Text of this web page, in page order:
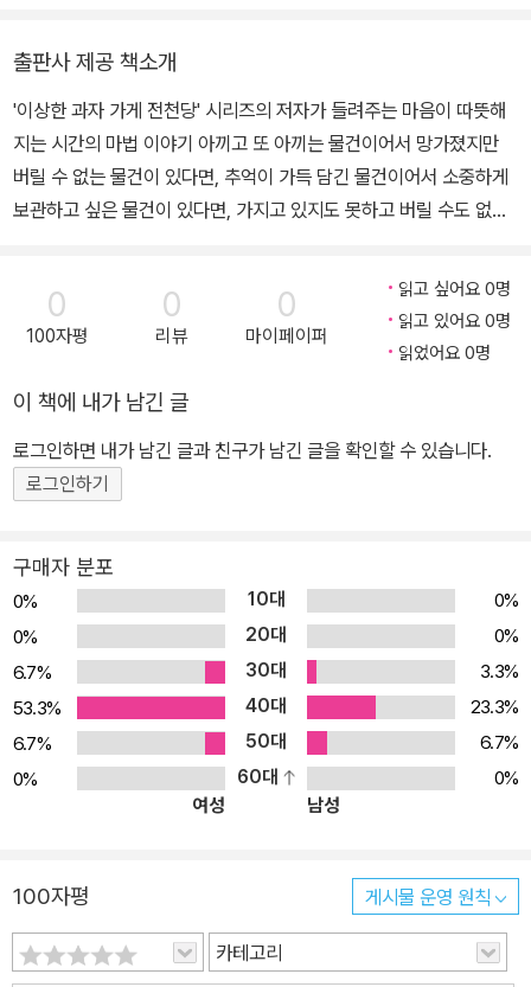
여행』, 『나 홀로 온천 여행』, 『다시 태어나도 엄마 딸』 등이 있다.
출판사 제공 책소개
'이상한 과자 가게 전천당' 시리즈의 저자가 들려주는 마음이 따뜻해
지는 시간의 마법 이야기 아끼고 또 아끼는 물건이어서 망가졌지만
버릴 수 없는 물건이 있다면, 추억이 가득 담긴 물건이어서 소중하게
보관하고 싶은 물건이 있다면, 가지고 있지도 못하고 버릴 수도 없는
립니다. 작가 히로시마 레이코는 일본 주니어 모험 소설 대상, 아동 문
학 판타지 대상 장려상을 수상할 만큼 어린이 판타지 문학에 독보적
인 작가로, 우리나라에서도 인기 있는 '이상한 과자 가게 전천당' 시리
는 간결한 문장, 빠른 전개, 의외의 결말, 사람의 속마음을 다루는 다
양한 에피소드가 돋보입니다. 무엇보다 마음을 따뜻하게 해주는 마법
이 있습니다. 어린이 책이지만 '나미야 잡화점의 기적'을 좋아하는 어
른이 읽어도 좋은 책입니다. 십 년 가게에 맡기고 싶은 소중한 물건이
관해 줄 곳, 그런 곳이 있으면 좋을 텐데….’ 이런 생각이 간절한 사람
들에게 ‘십 년 가게’에서 초대장을 보냅니다. 금색과 초록색의 아름다
운 덩굴무늬로 장식되어 있는 진한 갈색의 카드! 반으로 접혀 있는 카
드를 여는 순간, 그윽한 향이 풍겨 나오고 황갈색 빛이 마법의 세계로
데려갑니다. 밤처럼 어둡지도 않고, 낮처럼 밝지도 않은, 그저 잿빛처
럼 뿌연 회색 골목에 자리한 ‘십 년 가게’! 십 년 가게에서는 시간의 마
법을 사용합니다. 물건을 십 년 동안 맡아주는 대신, 대가로 수명 일
년을 받습니다. 수명 일 년을 지급한다고? 너무 두렵고 터무니없는
내가 쓰는 마법은 십 년 마법, 다시 말해 시간 마법입니다. 그러니 대
가로 손님의 시간을 받습니다.” - 본문 24쪽 “수명이라니 말도 안 되
는 소리라고 생각하겠지요. …… 손님의 물건을 십 년 동안 지금 상태
0
100자평
0
리뷰
0
마이페이퍼
읽고 싶어요 0명
읽고 있어요 0명
읽었어요 0명
이 책에 내가 남긴 글
로그인하면 내가 남긴 글과 친구가 남긴 글을 확인할 수 있습니다.
로그인하기
구매자 분포
0% 10대
0%
0%
20대
0%
6.7%
30대
3.3%
53.3%
40대
23.3%
6.7%
50대
6.7%
0%
60대
0%
여성
남성
100자평 게시물 운영 원칙
카테고리